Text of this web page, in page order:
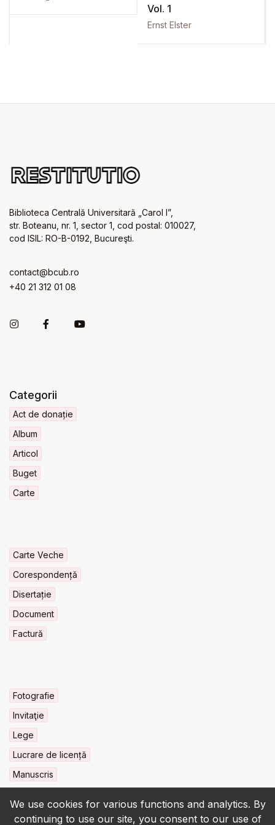
We use cookies for various functions and analytics. By
continuing to use our site, you consent to our use of
Vol. 1
Ernst Elster
Biblioteca Centrală Universitară „Carol I”,
str. Boteanu, nr. 1, sector 1, cod postal: 010027,
cod ISIL: RO-B-0192, Bucureşti.
contact@bcub.ro
+40 21 312 01 08
Categorii
Act de donație
Album
Articol
Buget
Carte
Carte Veche
Corespondență
Disertație
Document
Factură
Fotografie
Invitaţie
Lege
Lucrare de licență
Manuscris